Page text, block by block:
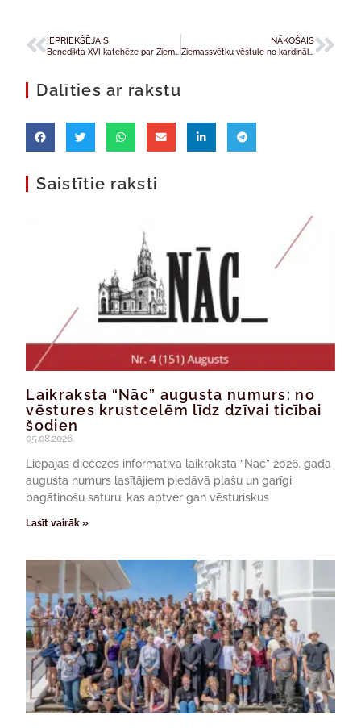
IEPRIEKŠĒJAIS NĀKOŠAIS
Dalīties ar rakstu
Saistītie raksti
Laikraksta “Nāc” augusta numurs: no
vēstures krustcelēm līdz dzīvai ticībai
šodien
05.08.2026.
Liepājas diecēzes informatīvā laikraksta “Nāc” 2026. gada
augusta numurs lasītājiem piedāvā plašu un garīgi
bagātinošu saturu, kas aptver gan vēsturiskus
Lasīt vairāk »